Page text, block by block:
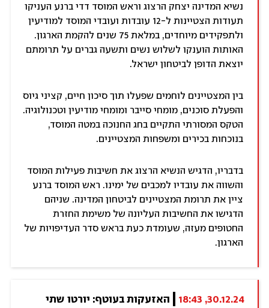
נשיא המדינה יצחק הרצוג וראש המוסד דדי ברנע העניקו
תעודות הצטיינות ל-12 עובדות ועובדי המוסד למודיעין
ולתפקידים מיוחדים, במלאת 75 שנים להקמת הארגון.
האותות הוענקו לשלוש נשים ותשעה גברים על תרומתם
יוצאת הדופן לביטחון ישראל.
בין המצטיינים לוחמים שפעלו תוך סיכון חיים, קציני גיוס
והפעלת סוכנים, מומחי סייבר ומומחי מודיעין וטכנולוגיה.
הטקס המסורתי התקיים בחג החנוכה במטה המוסד,
בנוכחות בכירים ומשפחות המצטיינים.
בדבריו, הדגיש הנשיא הרצוג את חשיבות פעילות המוסד
והשווה את עובדיו למכבים של ימינו. ראש המוסד ברנע
ציין את תרומת המצטיינים לביטחון המדינה. שניהם
הדגישו את החשיבות העליונה של משימת החזרת
החטופים מעזה, שעומדת כעת בראש סדר העדיפויות של
הארגון.
30.12.24, 18:43